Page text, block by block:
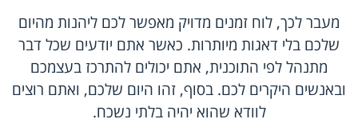
מעבר לכך, לוח זמנים מדויק מאפשר לכם ליהנות מהיום
שלכם בלי דאגות מיותרות. כאשר אתם יודעים שכל דבר
מתנהל לפי התוכנית, אתם יכולים להתרכז בעצמכם
ובאנשים היקרים לכם. בסוף, זהו היום שלכם, ואתם רוצים
לוודא שהוא יהיה בלתי נשכח.